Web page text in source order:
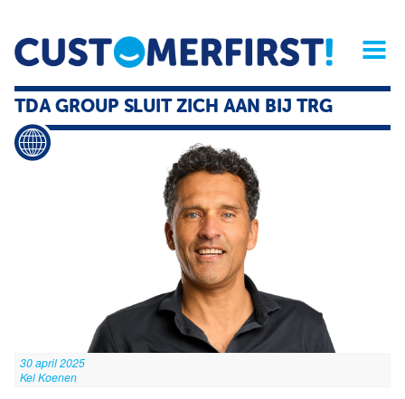
Home Opinie Archief
Magazine
Service
Buyers'Guide
TDA GROUP SLUIT ZICH AAN BIJ TRG
30 april 2025
Kel Koenen